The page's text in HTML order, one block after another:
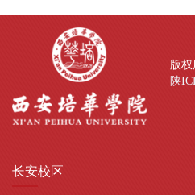
版
陕
长安校区